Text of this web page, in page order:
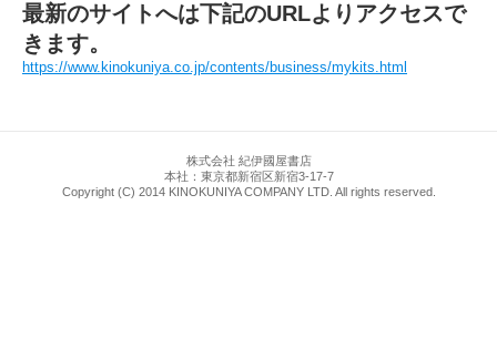
最新のサイトへは下記のURLよりアクセスで
きます。
https://www.kinokuniya.co.jp/contents/business/mykits.html
株式会社 紀伊國屋書店
本社：東京都新宿区新宿3-17-7
Copyright (C) 2014 KINOKUNIYA COMPANY LTD. All rights reserved.